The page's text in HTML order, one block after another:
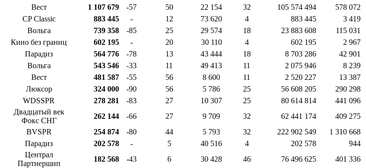
Вест 1 107 679 -57 50 22 154 32 105 574 494
578 072
CP Classic 883 445 - 12 73 620 4 883 445
3 419
Вольга 739 358 -85 25 29 574 18 23 883 608
115 031
Кино без границ 602 195 - 20 30 110 4 602 195
2 967
Парадиз 564 776 -78 13 43 444 18 8 703 286
42 901
Вольга 543 546 -33 11 49 413 11 2 075 946
8 239
Вест 481 587 -55 56 8 600 11 2 520 227
13 387
Люксор 324 000 -90 56 5 786 25 56 608 205
290 298
WDSSPR 278 281 -83 27 10 307 25 80 614 814
441 096
Двадцатый век
Фокс СНГ
262 144 -66 27 9 709 32 62 441 174
409 275
BVSPR 254 874 -80 44 5 793 32 222 902 549
1 310 668
Парадиз 202 578 - 5 40 516 4 202 578
944
Централ
Партнершип
182 568 -43 6 30 428 46 76 496 625
401 336